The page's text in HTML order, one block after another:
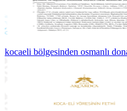
kocaeli bölgesinden osmanlı